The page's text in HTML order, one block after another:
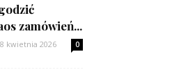
zamówień...
kwietnia 2026 0